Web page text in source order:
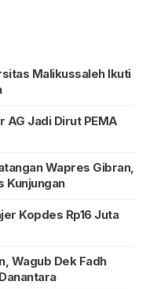
Malikussaleh Ikuti
AG Jadi Dirut PEMA
Wapres Gibran,
Kunjungan
Kopdes Rp16 Juta
Wagub Dek Fadh